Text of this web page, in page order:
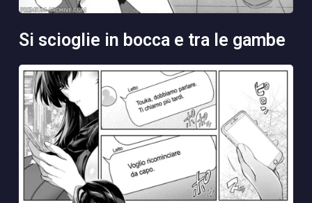
si scioglie in bocca e tra le gambe